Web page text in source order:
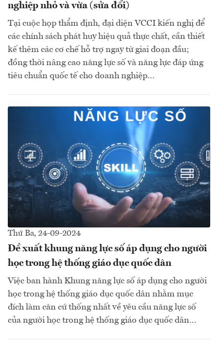
nghiệp nhỏ và vừa (sửa đổi)
Tại cuộc họp thẩm định, đại diện VCCI kiến nghị để
các chính sách phát huy hiệu quả thực chất, cần thiết
kế thêm các cơ chế hỗ trợ ngay từ giai đoạn đầu;
đồng thời nâng cao năng lực số và năng lực đáp ứng
tiêu chuẩn quốc tế cho doanh nghiệp...
Thứ Ba, 24-09-2024
Đề xuất khung năng lực số áp dụng cho người
học trong hệ thống giáo dục quốc dân
Việc ban hành Khung năng lực số áp dụng cho người
học trong hệ thống giáo dục quốc dân nhằm mục
đích làm căn cứ thống nhất về yêu cầu năng lực số
của người học trong hệ thống giáo dục quốc dân...